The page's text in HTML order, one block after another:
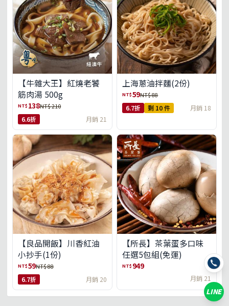
【牛雜大王】紅燒老饕
筋肉湯 500g
NT$ 138NT$ 210
6.6折 月銷 21
上海蔥油拌麵(2份)
NT$59NT$ 88
6.7折 剩 10 件 月銷 18
【良品開飯】川香紅油
小抄手(1份)
NT$59NT$ 88
6.7折 月銷 20
【所長】茶葉蛋多口味
任選5包組(免運)
NT$ 949
月銷 21
LINE